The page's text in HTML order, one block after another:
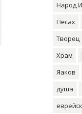
Народ
Песах
Творец
Храм
Яаков
душа